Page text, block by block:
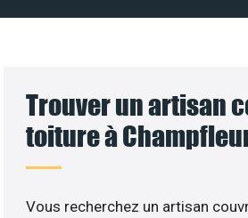
Trouver un artisan
toiture à
Vous recherchez un artisan